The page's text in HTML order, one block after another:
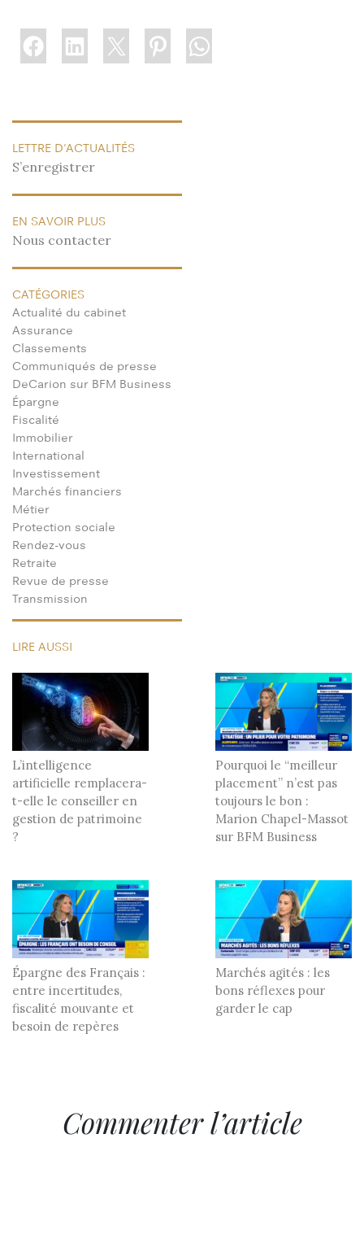
LETTRE D’ACTUALITÉS
S’enregistrer
EN SAVOIR PLUS
Nous contacter
CATÉGORIES
Actualité du cabinet
Assurance
Classements
Communiqués de presse
DeCarion sur BFM Business
Épargne
Fiscalité
Immobilier
International
Investissement
Marchés financiers
Métier
Protection sociale
Rendez-vous
Retraite
Revue de presse
Transmission
LIRE AUSSI
L’intelligence
artificielle remplacera-
t-elle le conseiller en
gestion de patrimoine
?
Pourquoi le “meilleur
placement” n’est pas
toujours le bon :
Marion Chapel-Massot
sur BFM Business
Épargne des Français :
entre incertitudes,
fiscalité mouvante et
besoin de repères
Marchés agités : les
bons réflexes pour
garder le cap
Commenter l’article